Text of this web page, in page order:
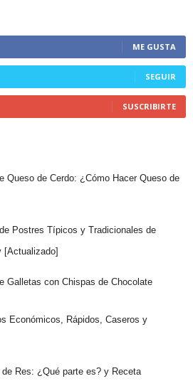
ME GUSTA
SEGUIR
SUSCRIBIRTE
Queso de Cerdo: ¿Cómo Hacer Queso de
Postres Típicos y Tradicionales de
[Actualizado]
Galletas con Chispas de Chocolate
Económicos, Rápidos, Caseros y
Res: ¿Qué parte es? y Receta